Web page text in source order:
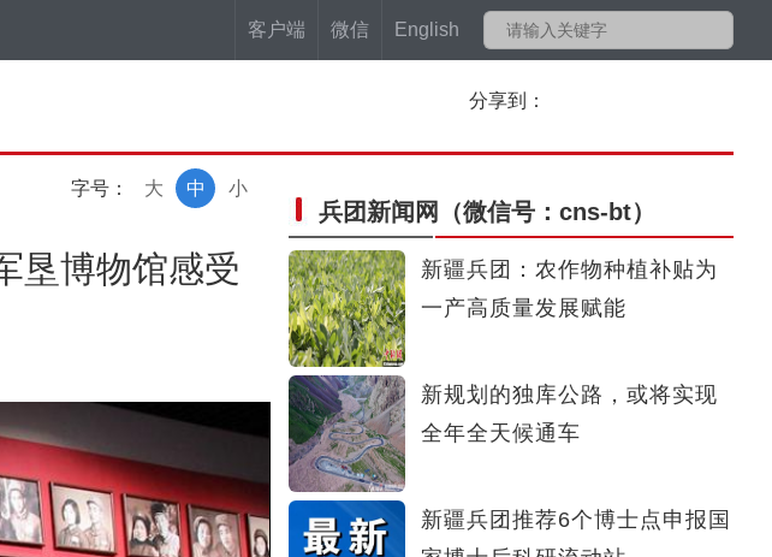
客户端 微信 English
分享到：
字号： 小
中
大
垦博物馆感受
兵团新闻网 （微信号：cns-bt）
新疆兵团：农作物种植补贴为
一产高质量发展赋能
新规划的独库公路，或将实现
全年全天候通车
新疆兵团推荐6个博士点申报国